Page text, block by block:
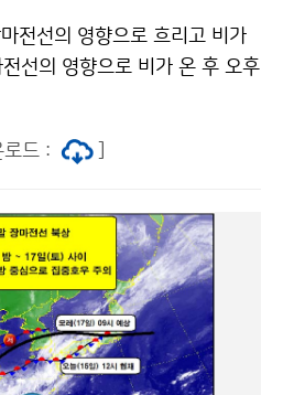
전선의 영향으로 흐리고 비가
선의 영향으로 비가 온 후 오후
또다시 내릴 가능성이 있겠
방은 새벽이나 오전까지 비가
영향에서 벗어나겠으며, 남부
영향으로 구름 많고 무더운 날
. 특히, 서해안을 따라 강수대
과 17일(토) 오전사이에 서해
둥·번개와 돌풍을 동반한 집중
로드 :